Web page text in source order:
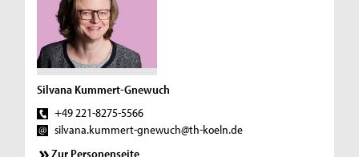
Silvana Kummert-Gnewuch
+49 221-8275-5566
silvana.kummert-gnewuch@th-koeln.de
Zur Personenseite